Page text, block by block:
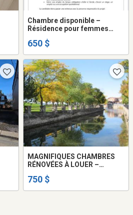
Chambre disponible –
Résidence pour femmes
déficience intellectuelle
650 $
MAGNIFIQUES CHAMBRES
RÉNOVÉES À LOUER –
750 $
750 $